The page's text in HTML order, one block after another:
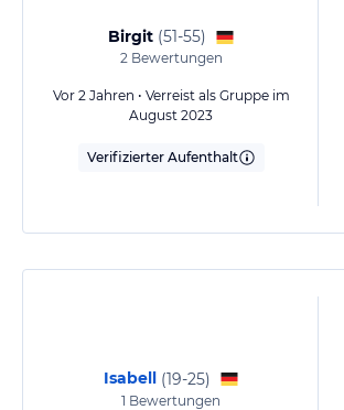
Birgit (51-55)
2Bewertungen
Vor 2 Jahren • Verreist als Gruppe im
August 2023
Verifizierter Aufenthalt
Isabell (19-25)
1 Bewertungen